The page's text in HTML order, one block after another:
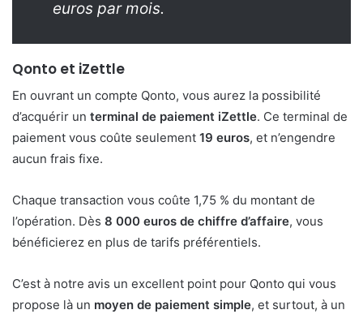
euros par mois.
Qonto et iZettle
En ouvrant un compte Qonto, vous aurez la possibilité
d’acquérir un terminal de paiement iZettle. Ce terminal de
paiement vous coûte seulement 19 euros, et n’engendre
aucun frais fixe.
Chaque transaction vous coûte 1,75 % du montant de
l’opération. Dès 8 000 euros de chiffre d’affaire, vous
bénéficierez en plus de tarifs préférentiels.
C’est à notre avis un excellent point pour Qonto qui vous
propose là un moyen de paiement simple, et surtout, à un